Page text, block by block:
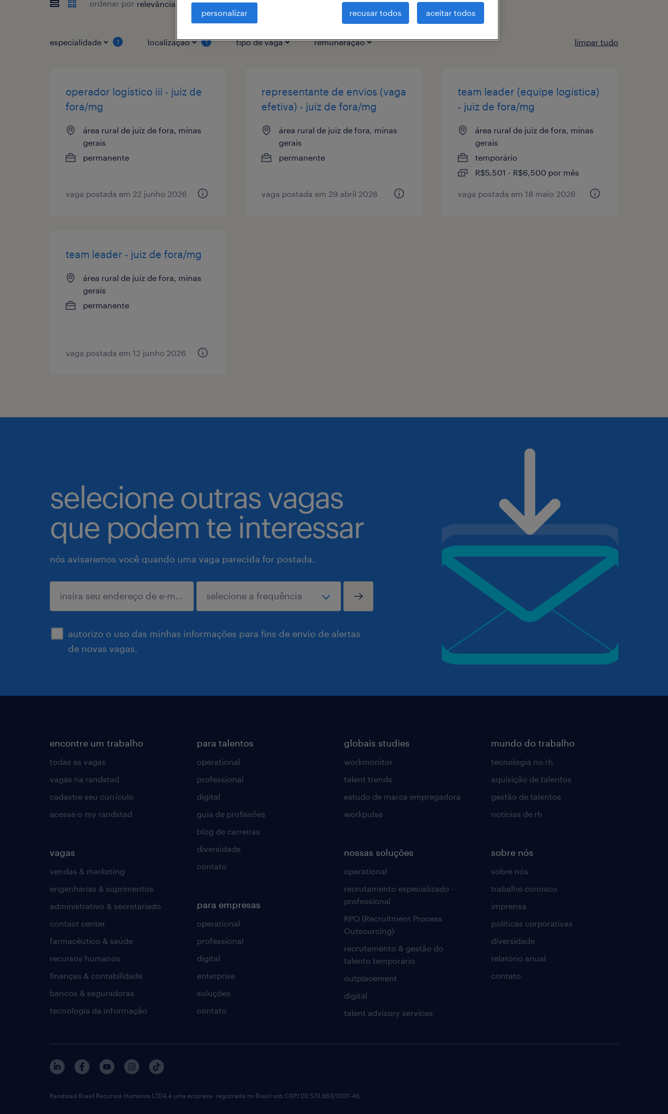
ordenar por
especialidade 1 localização 1 tipo de vaga remuneração limpar tudo
operador logístico iii - juíz de
fora/mg
área rural de juiz de fora, minas
gerais
permanente
vaga postada em 22 junho 2026
representante de envios (vaga
efetiva) - juiz de fora/mg
área rural de juiz de fora, minas
gerais
permanente
vaga postada em 29 abril 2026
team leader (equipe logística)
- juiz de fora/mg
área rural de juiz de fora, minas
gerais
temporário
R$5,501 - R$6,500 por mês
vaga postada em 18 maio 2026
team leader - juiz de fora/mg
área rural de juiz de fora, minas
gerais
permanente
vaga postada em 12 junho 2026
selecione outras vagas
que podem te interessar
nós avisaremos você quando uma vaga parecida for postada.
autorizo o uso das minhas informações para fins de envio de alertas
de novas vagas.
enviar
encontre um trabalho
todas as vagas
vagas na randstad
cadastre seu currículo
acesse o my randstad
vagas
vendas & marketing
engenharias & suprimentos
administrativo & secretariado
contact center
farmacêutico & saúde
recursos humanos
finanças & contabilidade
bancos & seguradoras
tecnologia da informação
para talentos
operational
professional
digital
guia de profissões
blog de carreiras
diversidade
contato
para empresas
operational
professional
digital
enterprise
soluções
contato
globais studies
workmonitor
talent trends
estudo de marca empregadora
workpulse
nossas soluções
operational
recrutamento especializado -
professional
RPO (Recruitment Process
Outsourcing)
recrutamento & gestão do
talento temporário
outplacement
digital
talent advisory services
mundo do trabalho
tecnologia no rh
aquisição de talentos
gestão de talentos
notícias de rh
sobre nós
sobre nós
trabalhe conosco
imprensa
políticas corporativas
diversidade
relatório anual
contato
Randstad Brasil Recursos Humanos LTDA é uma empresa registrada no Brasil sob CNPJ 03.573.863/0001-46.
personalizar recusar todos aceitar todos